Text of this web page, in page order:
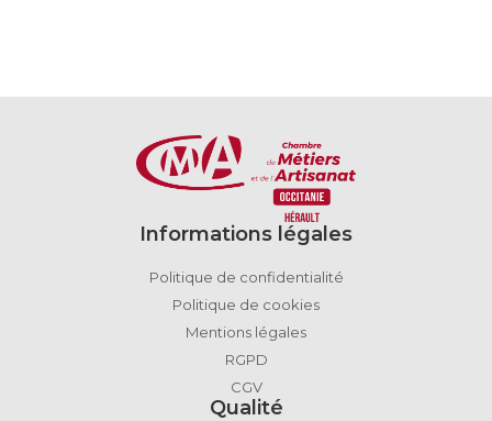
Informations légales
Politique de confidentialité
Politique de cookies
Mentions légales
RGPD
CGV
Qualité